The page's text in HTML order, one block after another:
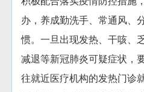
办，养成勤洗手、常通风、
惯。一旦出现发热、干咳、
减退等新冠肺炎可疑症状，
往就近医疗机构的发热门诊